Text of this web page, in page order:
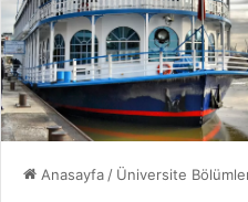
Anasayfa / Üniversite